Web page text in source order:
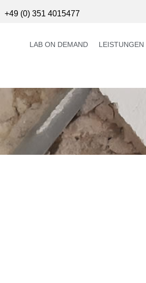
+49 (0) 351 4015477
LAB ON DEMAND LEISTUNGEN